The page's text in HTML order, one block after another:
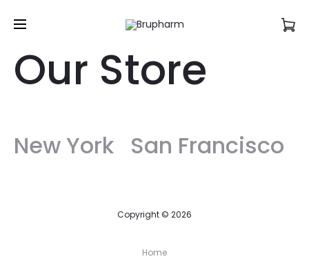
Our Store
New York San Francisco
Copyright © 2026
Home